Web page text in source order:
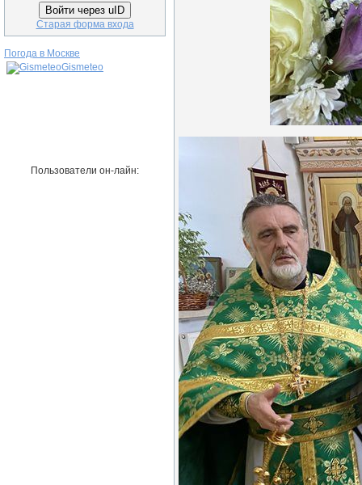
Войти через uID
Старая форма входа
Погода в Москве
Gismeteo
Пользователи он-лайн: